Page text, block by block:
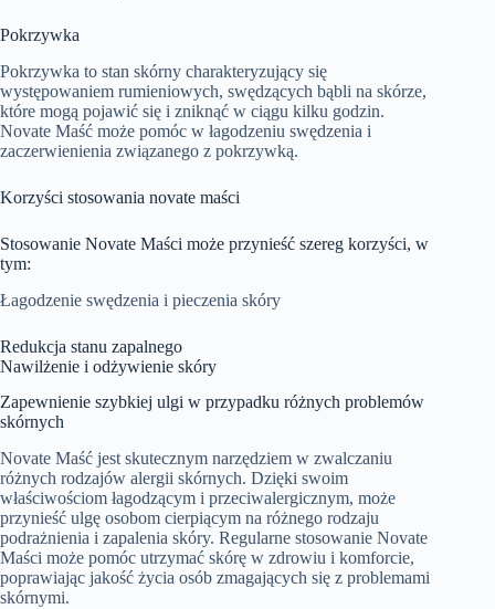
Pokrzywka
Pokrzywka to stan skórny charakteryzujący się
występowaniem rumieniowych, swędzących bąbli na skórze,
które mogą pojawić się i zniknąć w ciągu kilku godzin.
Novate Maść może pomóc w łagodzeniu swędzenia i
zaczerwienienia związanego z pokrzywką.
Korzyści stosowania novate maści
Stosowanie Novate Maści może przynieść szereg korzyści, w
tym:
Łagodzenie swędzenia i pieczenia skóry
Redukcja stanu zapalnego
Nawilżenie i odżywienie skóry
Zapewnienie szybkiej ulgi w przypadku różnych problemów
skórnych
Novate Maść jest skutecznym narzędziem w zwalczaniu
różnych rodzajów alergii skórnych. Dzięki swoim
właściwościom łagodzącym i przeciwalergicznym, może
przynieść ulgę osobom cierpiącym na różnego rodzaju
podrażnienia i zapalenia skóry. Regularne stosowanie Novate
Maści może pomóc utrzymać skórę w zdrowiu i komforcie,
poprawiając jakość życia osób zmagających się z problemami
skórnymi.